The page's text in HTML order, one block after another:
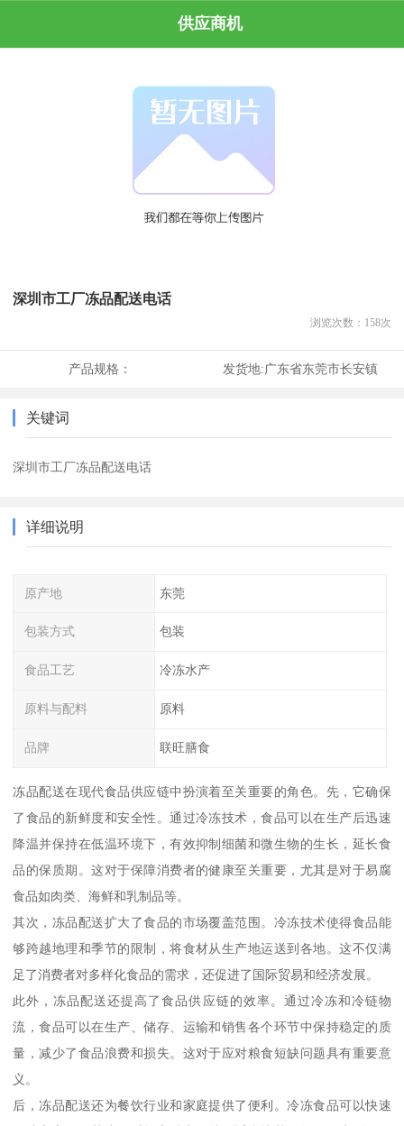
供应商机
深圳市工厂冻品配送电话
浏览次数： 158次
产品规格： 发货地:广东省东莞市长安镇
关键词
深圳市工厂冻品配送电话
详细说明
原产地 东莞
包装方式 包装
食品工艺 冷冻水产
原料与配料 原料
品牌 联旺膳食
冻品配送在现代食品供应链中扮演着至关重要的角色。先，它确保
了食品的新鲜度和安全性。通过冷冻技术，食品可以在生产后迅速
降温并保持在低温环境下，有效抑制细菌和微生物的生长，延长食
品的保质期。这对于保障消费者的健康至关重要，尤其是对于易腐
食品如肉类、海鲜和乳制品等。
其次，冻品配送扩大了食品的市场覆盖范围。冷冻技术使得食品能
够跨越地理和季节的限制，将食材从生产地运送到各地。这不仅满
足了消费者对多样化食品的需求，还促进了国际贸易和经济发展。
此外，冻品配送还提高了食品供应链的效率。通过冷冻和冷链物
流，食品可以在生产、储存、运输和销售各个环节中保持稳定的质
量，减少了食品浪费和损失。这对于应对粮食短缺问题具有重要意
义。
后，冻品配送还为餐饮行业和家庭提供了便利。冷冻食品可以快速